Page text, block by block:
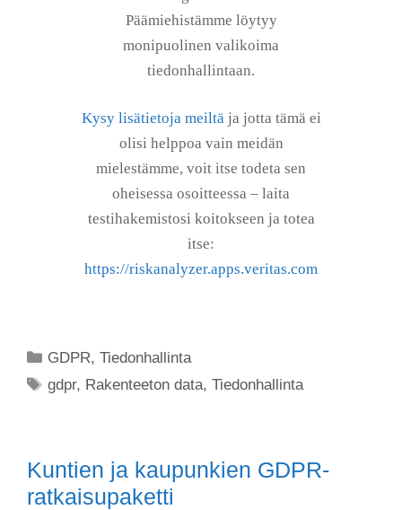
Päämiehistämme löytyy
monipuolinen valikoima
tiedonhallintaan.
Kysy lisätietoja meiltäja jotta tämä ei
olisi helppoa vain meidän
mielestämme, voit itse todeta sen
oheisessa osoitteessa – laita
testihakemistosi koitokseen ja totea
itse:
https://riskanalyzer.apps.veritas.com
GDPR,Tiedonhallinta
gdpr, Rakenteeton data,Tiedonhallinta
Kuntien ja kaupunkien GDPR-
ratkaisupaketti